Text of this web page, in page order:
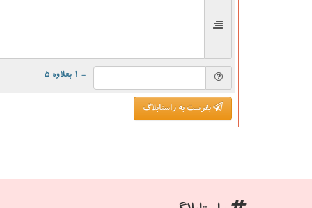
= ۱ بعلاوه ۵
بفرست به راستابلاگ